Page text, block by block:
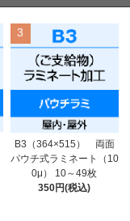
3
B3（364×515） 両面
パウチ式ラミネート（10
0μ） 10～49枚
350円(税込)